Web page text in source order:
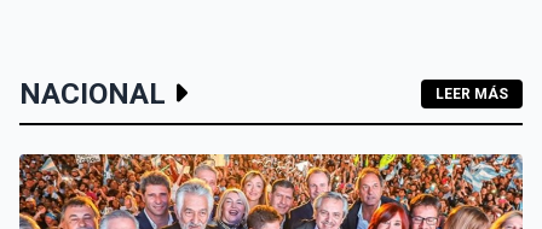
NACIONAL LEER MÁS